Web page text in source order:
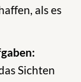
als es
Sichten